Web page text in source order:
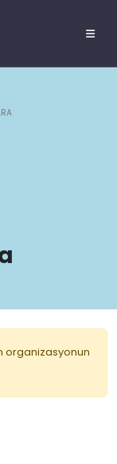
organizasyonun